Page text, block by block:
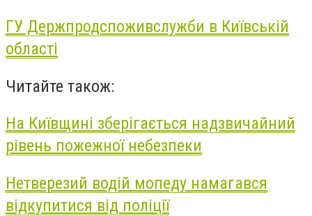
ГУ Держпродспоживслужби в Київській
області
Читайте також:
На Київщині зберігається надзвичайний
рівень пожежної небезпеки
Нетверезий водій мопеду намагався
відкупитися від поліції